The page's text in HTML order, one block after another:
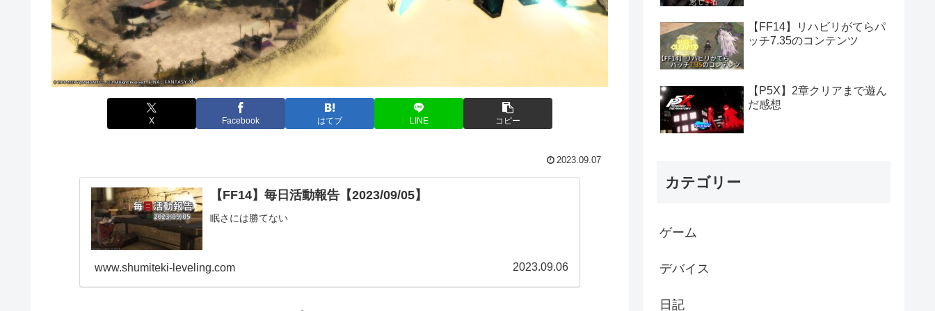
X Facebook はてブ LINE コピー
2023.09.07
【FF14】毎日活動報告【2023/09/05】
眠さには勝てない
www.shumiteki-leveling.com 2023.09.06
【FF14】リハビリがてらパ
ッチ7.35のコンテンツ
【P5X】2章クリアまで遊ん
だ感想
カテゴリー
ゲーム
デバイス
日記